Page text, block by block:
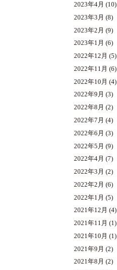
2023年4月 (10)
2023年3月 (8)
2023年2月 (9)
2023年1月 (6)
2022年12月 (5)
2022年11月 (6)
2022年10月 (4)
2022年9月 (3)
2022年8月 (2)
2022年7月 (4)
2022年6月 (3)
2022年5月 (9)
2022年4月 (7)
2022年3月 (2)
2022年2月 (6)
2022年1月 (5)
2021年12月 (4)
2021年11月 (1)
2021年10月 (1)
2021年9月 (2)
2021年8月 (2)